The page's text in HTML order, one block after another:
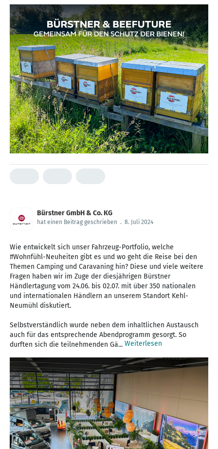
Bürstner GmbH & Co. KG
hat einen Beitrag geschrieben . 8. Juli 2024
Wie entwickelt sich unser Fahrzeug-Portfolio, welche
#Wohnfühl-Neuheiten gibt es und wo geht die Reise bei den
Themen Camping und Caravaning hin? Diese und viele weitere
Fragen haben wir im Zuge der diesjährigen Bürstner
Händlertagung vom 24.06. bis 02.07. mit über 350 nationalen
und internationalen Händlern an unserem Standort Kehl-
Neumühl diskutiert.
Selbstverständlich wurde neben dem inhaltlichen Austausch
auch für das entsprechende Abendprogramm gesorgt. So
durften sich die teilnehmenden Gä... Weiterlesen